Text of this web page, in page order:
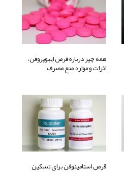
همه چیز درباره قرص ایبوپروفن،
اثرات و موارد منع مصرف
قرص استامینوفن برای تسکین